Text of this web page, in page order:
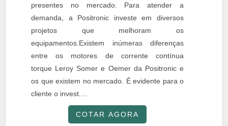
presentes no mercado. Para atender a
demanda, a Positronic investe em diversos
projetos que melhoram os
equipamentos.Existem inúmeras diferenças
entre os motores de corrente contínua
torque Leroy Somer e Oemer da Positronic e
os que existem no mercado. É evidente para o
cliente o invest....
COTAR AGORA